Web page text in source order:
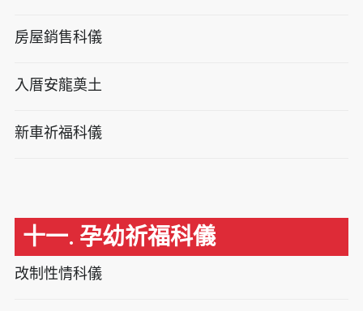
房屋銷售科儀
入厝安龍奠土
新車祈福科儀
十一. 孕幼祈福科儀
改制性情科儀